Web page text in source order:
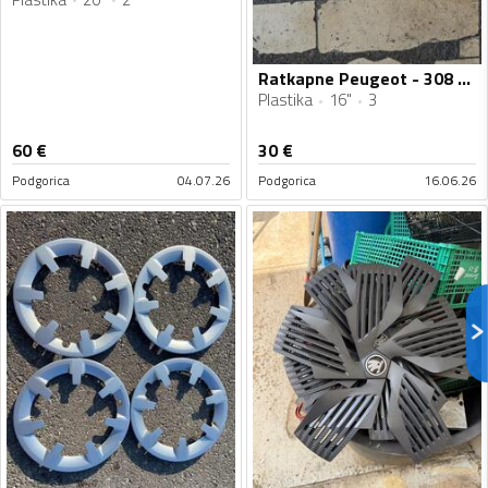
60€
Podgorica 04.07.26
Ratkapne Peugeot - 308 - 16" - 3 kom.
Plastika 16" 3
30€
Podgorica 16.06.26